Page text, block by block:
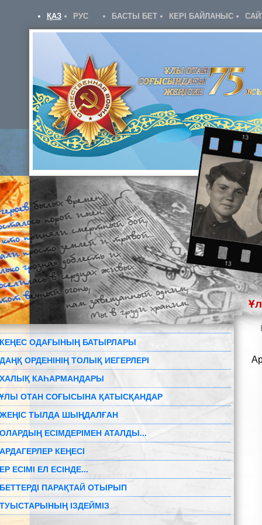
ҚАЗ РУС БАСТЫ БЕТ КЕРІ БАЙЛАНЫС
КЕҢЕС ОДАҒЫНЫҢ БАТЫРЛАРЫ
ДАҢҚ ОРДЕНІНІҢ ТОЛЫҚ ИЕГЕРЛЕРІ
ХАЛЫҚ КАҺАРМАНДАРЫ
ҰЛЫ ОТАН СОҒЫСЫНА ҚАТЫСҚАНДАР
ЖЕҢІС ТЫЛДА ШЫҢДАЛҒАН
ОЛАРДЫҢ ЕСІМДЕРІМЕН АТАЛДЫ...
АРДАГЕРЛЕР КЕҢЕСІ
ЕР ЕСІМІ ЕЛ ЕСІНДЕ...
БЕТТЕРДІ ПАРАҚТАЙ ОТЫРЫП
ТУЫСТАРЫНЫҢ ІЗДЕЙМІЗ